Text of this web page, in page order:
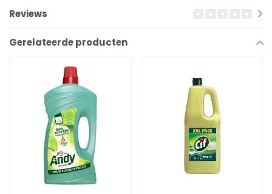
Reviews
Gerelateerde producten